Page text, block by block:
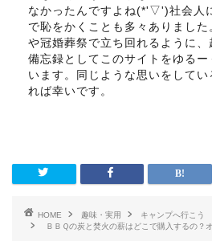
なかったんですよね(*'▽')社会人
で恥をかくことも多々ありまし
や冠婚葬祭で立ち回れるように、
備忘録としてこのサイトをゆる
います。同じような思いをして
れば幸いです。
HOME 趣味・実用
キャンプへ行こう
ＢＢＱの炭と焚火の薪はどこで購入するの？